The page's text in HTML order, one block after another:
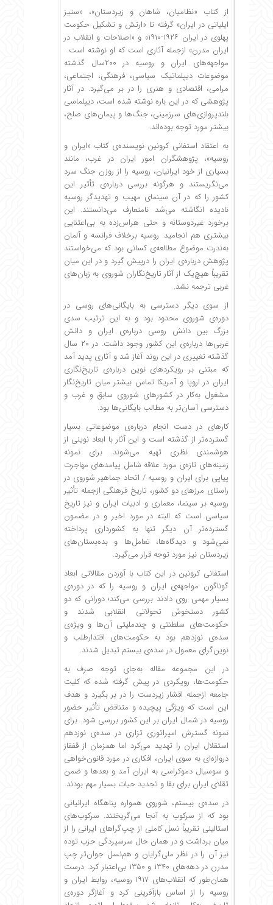
از کتاب «نظامیان، شاهان و زیردستان»، «ستیز
ایلیاتی در ایران» گرفته تا «ارتش و تشکیل حکومت
پهلوی در ایران ۱۹۲۶-۱۹۱۰» و «اصلاحات و انقلاب در
ایران مدرن» ازجمله آثاری است که او نوشته است.
مواجهه‌های ایران و روسیه در ۲۰۰سال گذشته
موضوعات دیپلماتیک سیاسی، فرهنگی، اجتماعی،
مرامی، اقتصادی و هنری را در بر می‌گیرد. در آثار
پژوهشی که در این باره نوشته شده است، دیپلماسی
بلندپروازی‌های سرزمینی، جنگ‌ها و پیمان‌های صلح،
بیشتر مورد توجه بوده‌اند.
به اعتقاد استفانی کرونین نویسنده‌ی کتاب «ایران و
روسیه»، پژوهشگران امور ایران در غرب، مانند
بسیاری از خود ایرانیان، روسیه را از روزن جنگ سرد
می‌نگریستند و هرگونه بررسی درباره‌ی تأثیر این
کشور را که در آن سینمای مهیب و تهدیدگر روسیه
نادیده انگاشته می‌شد نامتعارف می‌دانستند. این
برخورد غیردوستانه و حتی هراس‌زده به بی‌اعتنایی
بیشتری هم انجامید. روسیه برخلاف فرانسه و آلمان
به‌ندرت موضوع مطالعه‌ی کسانی بود که می‌خواستند
پژوهش درباره‌ی ایران را درپیش گیرد و در این میان
تقریباً هیچ‌یک از آثار تاریخ‌نگاران شوروی به زبان‌های
غربی ترجمه نشد.
از سوی دیگر دسترسی به بایگانی‌های روسی در
دوره‌ی شوروی محدود بود و به این ترتیب سدی
بزرگ بین دانش روسی درباره‌ی ایران و دانش
غربی‌ها درباره‌ی این کشور وجود داشت. در ۲۰ سال
گذشته تغییری در این روند آغاز شد و آثاری پدید آمد
که مبتنی بر رویکردهای نوین درباره‌ی تاریخ‌نگاری
ایران در اروپا و آمریکا تماس بیشتر میان تاریخ‌نگار
مشغول به‌کار در کشورهای شوروی سابق و غرب و
دسترسی آسان‌تر به مطالب بایگانی‌ها بود.
کارهای در دست انجام درباره‌ی موضوعاتی بسیار
گسترده‌تر از گذشته است و این آثار با ابعاد نوینی از
هوشمندی نظری تهیه می‌شوند. برای نمونه
زمینه‌های تازه‌ی مورد علاقه شامل پیامدهای مهاجرت
پیاپی برای ایران و روسیه / اتحاد جماهیر شوروی در
راستای مرزهای دو کشور، تاریخ فرهنگی ازجمله تأثیر
روسیه بر سینما، معماری و ادبیات ایران و نیز تاریخ
سیاسی است که البته در مورد اخیر و در مضمون
گسترده‌تر آن دیگر تنها به کشورداری پرداخته
نمی‌شود و دیدگاه‌ها، تعامل‌ها و بده‌بستان‌های
زیردستان نیز مورد توجه قرار می‌گیرد.
استفانی کرونین در این کتاب با آوردن مقالاتی ابعاد
گوناگون مواجهه‌ی ایران و روسیه را که در دوره‌ی
بسیار مهمی روی دادند بررسی می‌کند؛ دورانی که دو
کشور دستخوش تحولاتی انقلابی شدند و
حکومت‌های سلطنتی و چندملیتی آن‌ها و ویژه‌ی
سده‌ی نوزدهم بود به حکومت‌های اقتدارطلب و
نوین‌گرای معمول در سده‌ی بیستم تبدیل شدند.
در این مجموعه مقاله به‌جای توجه صرف به
حکومت‌ها، رویکردی در پیش گرفته شده که کلیت
جامعه ازجمله اقشار زیردست را در بر بگیرد و هدف
این است که ویژگی پیچیده و متناقض تأثیر حضور
روسیه در شمال ایران بر این کشور بررسی شود. برای
نمونه گسترش امپراتوری تزاری در سده‌ی نوزدهم
استقلال ایران را تهدید می‌کرد اما همزمان از قفقاز
دروازه‌ای به سوی ایران، افکاری در مورد قانون‌خواهی
و سوسیال دموکراسی به ایران آمد و بعدها و ضمن
تقلای ایران برای بقا و تجدید حیات بسیار مهم بودند.
در سده‌ی بیستم، شوروی همواره پناهگاه ایرانیانی
بود که از سرکوب به آنجا می‌گریختند. سرکوب‌های
استالینی تقریباً نسل کاملی از چپ‌گراهای ایرانی را از
میان برداشت و در همان حال سرسپردگی حزب توده
نیز آن را در نظر ملی‌گرایان و هم‌‌نسل جوان‌تر چپ
مدرن در دهه‌های ۱۳۴۰ و ۱۳۵۰ بی‌اعتبار کرد. درست
همان‌طور که انقلاب‌های ۱۹۱۷ روسیه، روابط ایران و
روسیه را از اساس بازآفرینی کرد و آغازگر دوره‌ی